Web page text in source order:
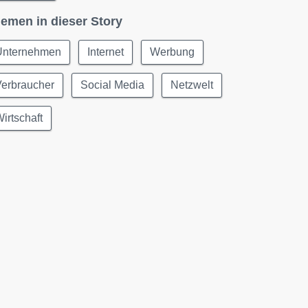
in dieser Story
Internet Werbung
Social Media Netzwelt